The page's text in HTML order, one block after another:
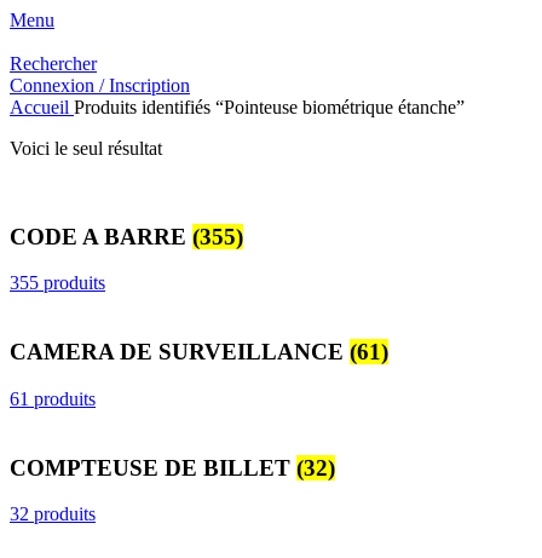
Menu
Rechercher
Connexion / Inscription
Accueil Produits identifiés “Pointeuse biométrique étanche”
Voici le seul résultat
CODE A BARRE (355)
355 produits
CAMERA DE SURVEILLANCE (61)
61 produits
COMPTEUSE DE BILLET (32)
32 produits